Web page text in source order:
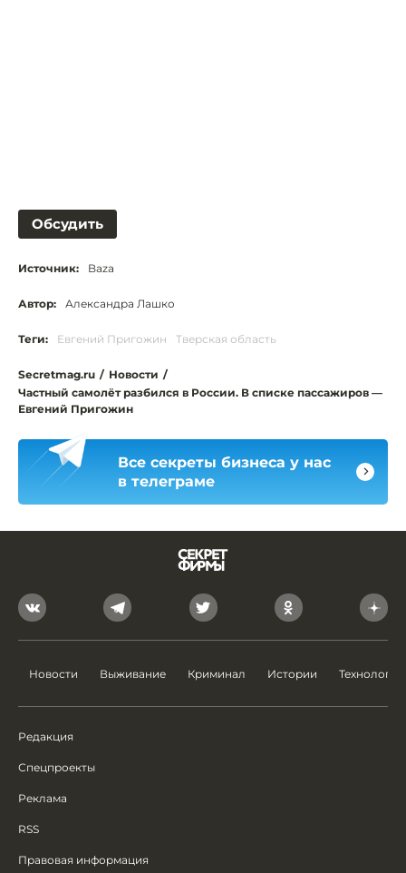
Обсудить
Источник: Baza
Автор: Александра Лашко
Теги: Евгений Пригожин Тверская область
Secretmag.ru / Новости /
Частный самолёт разбился в России. В списке пассажиров —
Евгений Пригожин
Все секреты бизнеса у нас
в телеграме
Новости Выживание Криминал Истории Технологии
Редакция
Спецпроекты
Реклама
RSS
Правовая информация